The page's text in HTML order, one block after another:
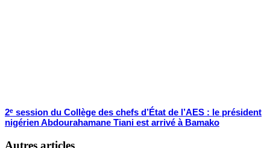
2ᵉ session du Collège des chefs d’État de l’AES : le président
nigérien Abdourahamane Tiani est arrivé à Bamako
Autres articles